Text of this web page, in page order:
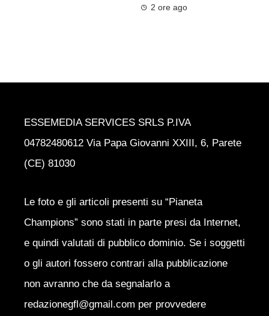
2 ore ago
ESSEMEDIA SERVICES SRLS P.IVA
04782480612 Via Papa Giovanni XXIII, 6, Parete
(CE) 81030
Le foto e gli articoli presenti su “Pianeta
Champions” sono stati in parte presi da Internet,
e quindi valutati di pubblico dominio. Se i soggetti
o gli autori fossero contrari alla pubblicazione
non avranno che da segnalarlo a
redazionegfl@gmail.com per provvedere